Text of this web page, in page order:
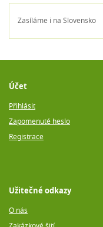
Zasíláme i na Slovensko
Účet
Přihlásit
Zapomenuté heslo
Registrace
Užitečné odkazy
O nás